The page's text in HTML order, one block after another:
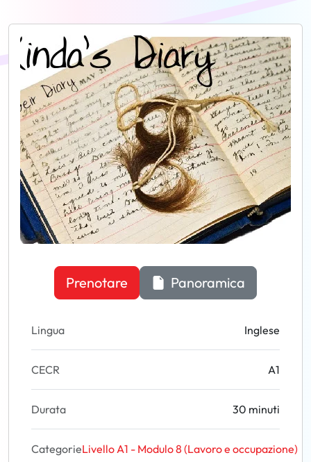
Prenotare Panoramica
Lingua Inglese
CECR A1
Durata 30 minuti
CategorieLivello A1 - Modulo 8 (Lavoro e occupazione)